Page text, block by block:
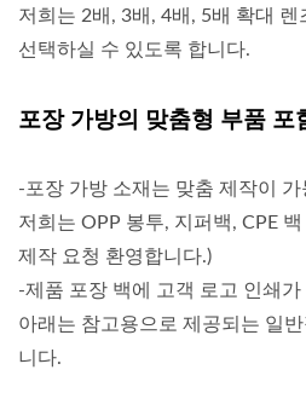
저희는 2배, 3배, 4배, 5배 확대
선택하실 수 있도록 합니다.
포장 가방의 맞춤형 부품 포
-포장 가방 소재는 맞춤 제작이 가
저희는 OPP 봉투, 지퍼백, CPE
제작 요청 환영합니다.)
-제품 포장 백에 고객 로고 인쇄가
아래는 참고용으로 제공되는 일
니다.